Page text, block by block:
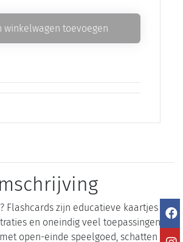
winkelwagen toevoegen
Flashcards zijn educatieve kaartjes
en oneindig veel toepassingen.
open-einde speelgoed, schatten uit